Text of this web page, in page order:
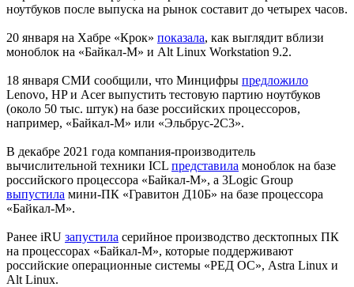
ноутбуков после выпуска на рынок составит до четырех часов.
20 января на Хабре «Крок» показала, как выглядит вблизи
моноблок на «Байкал-М» и Alt Linux Workstation 9.2.
18 января СМИ сообщили, что Минцифры предложило
Lenovo, HP и Acer выпустить тестовую партию ноутбуков
(около 50 тыс. штук) на базе российских процессоров,
например, «Байкал-М» или «Эльбрус-2С3».
В декабре 2021 года компания-производитель
вычислительной техники ICL представила моноблок на базе
российского процессора «Байкал-М», а 3Logic Group
выпустила мини-ПК «Гравитон Д10Б» на базе процессора
«Байкал-М».
Ранее iRU запустила серийное производство десктопных ПК
на процессорах «Байкал-М», которые поддерживают
российские операционные системы «РЕД ОС», Astra Linux и
Alt Linux.